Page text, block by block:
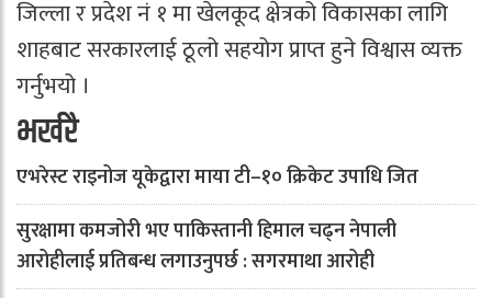
जिल्ला र प्रदेश नं १ मा खेलकूद क्षेत्रको विकासका लागि
शाहबाट सरकारलाई ठूलो सहयोग प्राप्त हुने विश्वास व्यक्त
गर्नुभयो ।
भर्खरै
एभरेस्ट राइनोज यूकेद्वारा माया टी–१० क्रिकेट उपाधि जित
सुरक्षामा कमजोरी भए पाकिस्तानी हिमाल चढ्न नेपाली
आरोहीलाई प्रतिबन्ध लगाउनुपर्छ : सगरमाथा आरोही